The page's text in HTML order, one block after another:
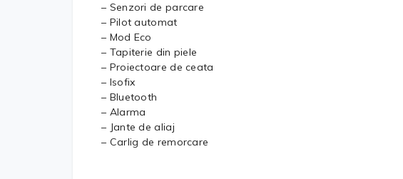
– Senzori de parcare
– Pilot automat
– Mod Eco
– Tapiterie din piele
– Proiectoare de ceata
– Isofix
– Bluetooth
– Alarma
– Jante de aliaj
– Carlig de remorcare